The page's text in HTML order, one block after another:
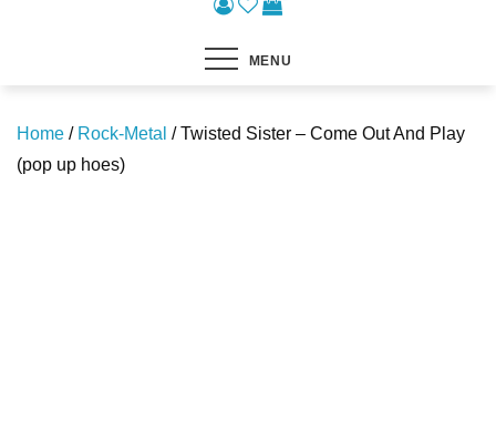
MENU
Home / Rock-Metal / Twisted Sister – Come Out And Play
(pop up hoes)